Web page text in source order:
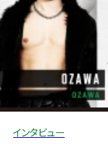
インタビュー